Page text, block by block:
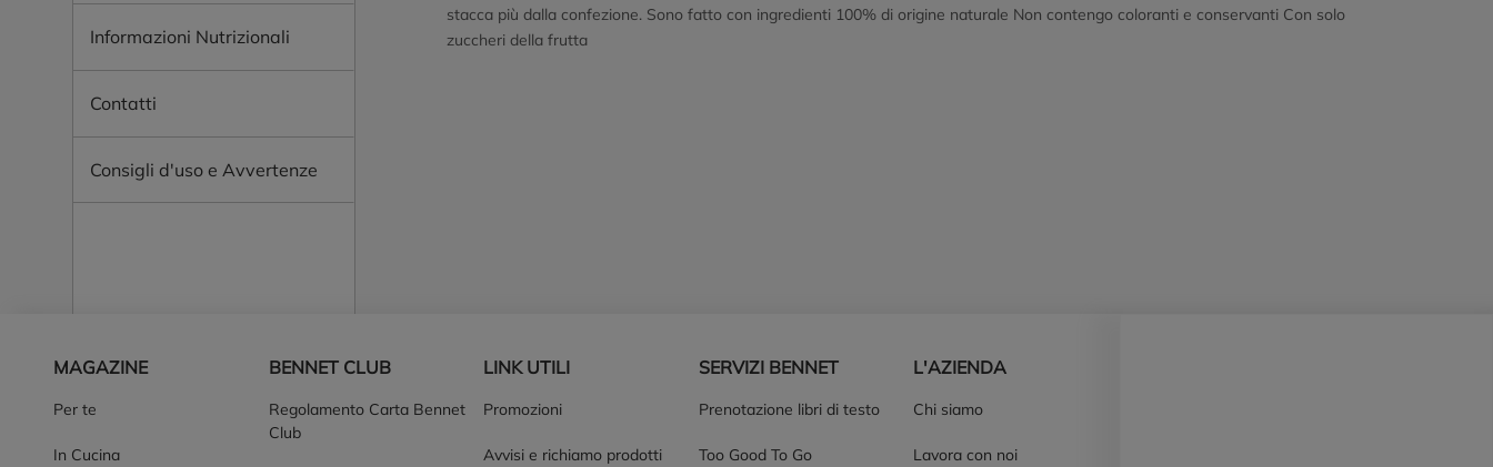
Informazioni Nutrizionali
Contatti
Consigli d'uso e Avvertenze
stacca più dalla confezione. Sono fatto con ingredienti 100% di origine naturale Non contengo coloranti e conservanti Con solo
zuccheri della frutta
MAGAZINE
Per te
In Cucina
BENNET CLUB
Regolamento Carta Bennet
Club
LINK UTILI
Promozioni
Avvisi e richiamo prodotti
SERVIZI BENNET
Prenotazione libri di testo
Too Good To Go
L'AZIENDA
Chi siamo
Lavora con noi